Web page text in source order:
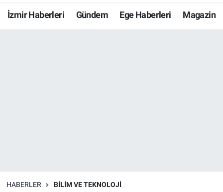
İzmir Haberleri Gündem Ege Haberleri Magazin
HABERLER BİLİM VE TEKNOLOJİ
Resmi İlanlar